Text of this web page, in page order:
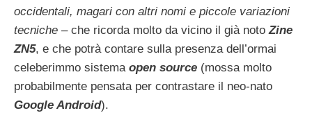
occidentali, magari con altri nomi e piccole variazioni
tecniche – che ricorda molto da vicino il già noto Zine
ZN5, e che potrà contare sulla presenza dell’ormai
celeberimmo sistema open source (mossa molto
probabilmente pensata per contrastare il neo-nato
Google Android).